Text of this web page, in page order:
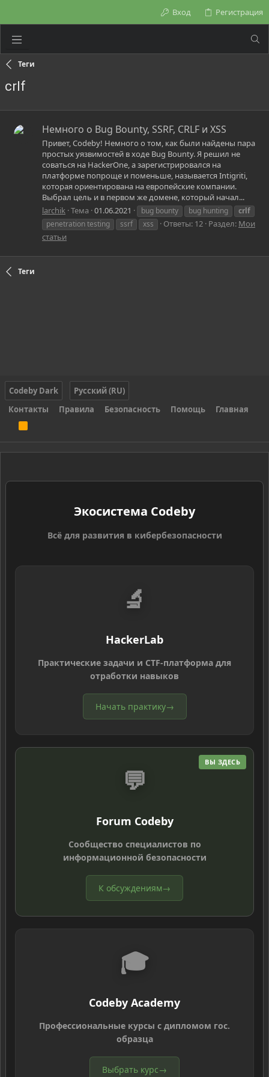
Вход Регистрация
Теги
crlf
Немного о Bug Bounty, SSRF, CRLF и XSS
Привет, Codeby! Немного о том, как были найдены пара
простых уязвимостей в ходе Bug Bounty. Я решил не
соваться на HackerOne, а зарегистрировался на
платформе попроще и поменьше, называется Intigriti,
которая ориентирована на европейские компании.
Выбрал цель и в первом же домене, который начал...
larchik Тема 01.06.2021 bug bounty bug hunting
crlf
penetration testing
ssrf xss Ответы: 12 Раздел: Мои
статьи
Теги
Codeby Dark
Русский (RU)
Контакты
Правила Безопасность Помощь Главная
S
Экосистема Codeby
Всё для развития в кибербезопасности
🔬
HackerLab
Практические задачи и CTF-платформа для
отработки навыков
Начать практику→
ВЫ ЗДЕСЬ
💬
Forum Codeby
Сообщество специалистов по
информационной безопасности
К обсуждениям→
🎓
Codeby Academy
Профессиональные курсы с дипломом гос.
образца
Выбрать курс→